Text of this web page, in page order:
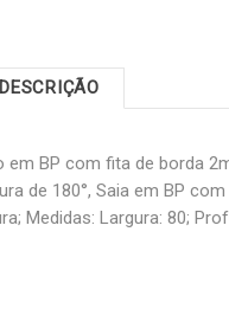
DESCRIÇÃO
em BP com fita de borda
de 180°, Saia em BP
Medidas: Largura: 80;